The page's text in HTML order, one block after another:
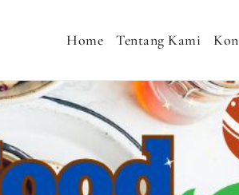
JASA AQIQAH MURAH, NASI
Home Tentang Kami